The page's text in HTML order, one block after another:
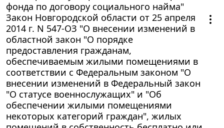
фонда по договору социального найма"
Закон Новгородской области от 25 апреля
2014 г. N 547-ОЗ "О внесении изменений в
областной закон "О порядке
предоставления гражданам,
обеспечиваемым жилыми помещениями в
соответствии с Федеральным законом "О
внесении изменений в Федеральный закон
"О статусе военнослужащих" и "Об
обеспечении жилыми помещениями
некоторых категорий граждан", жилых